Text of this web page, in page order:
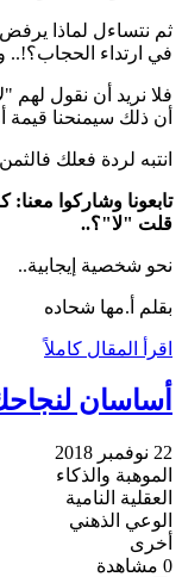
ثم نتساءل لماذا يرفض
في ارتداء الحجاب؟!..
فلا نريد أن نقول لهم
أن ذلك سيمنحنا قيمة
انتبه لردة فعلك
تابعونا وشاركوا
قلت "لا"؟..
نحو شخصية إيجابية..
بقلم أ.مها شحاده
اقرأ المقال كاملاً
أساسان
22 نوفمبر 2018
الموهبة والذكاء
العقلية النامية
الوعي الذهني
أخرى
0 مشاهدة